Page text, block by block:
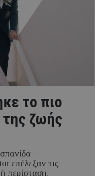
το πιο
ζωής
επέλεξαν τις
περίσταση.